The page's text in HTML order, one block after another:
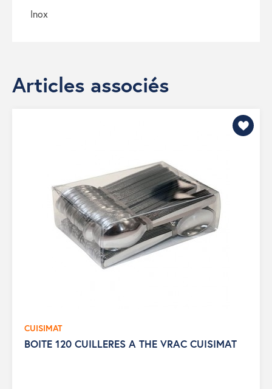
inox
Articles associés
CUISIMAT
BOITE 120 CUILLERES A THE VRAC CUISIMAT